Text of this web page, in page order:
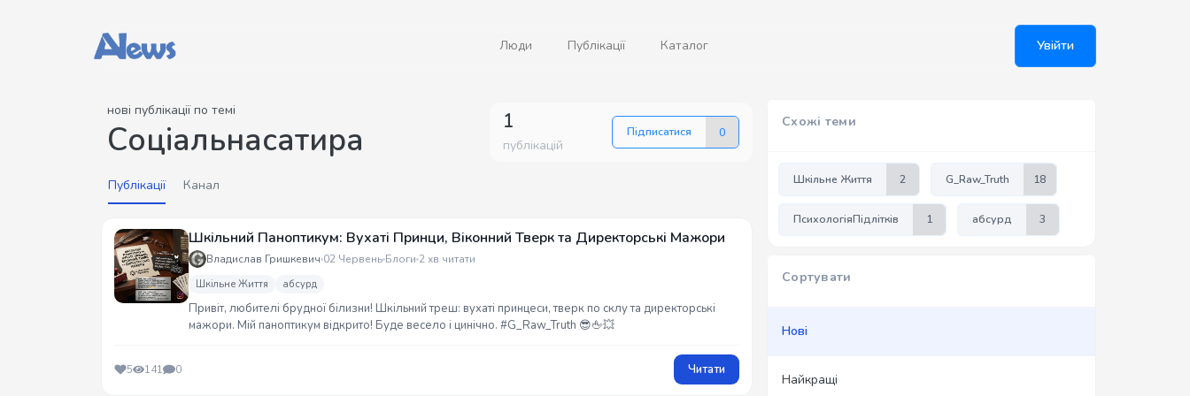
Люди Публікації Каталог Увійти
нові публікації по темі
Соціальнасатира 1
публікацій
Підписатися 0
Публікації Канал
Шкільний Паноптикум: Вухаті Принци, Віконний Тверк та Директорські Мажори
Владислав Гришкевич 02 Червень Блоги 2 хв читати
Шкільне Життя абсурд
Привіт, любителі брудної білизни! Шкільний треш: вухаті принцеси, тверк по склу та директорські
мажори. Мій паноптикум відкрито! Буде весело і цинічно. #G_Raw_Truth 😎🖕💥
5 141 0 Читати
Схожі теми
Шкільне Життя 2 G_Raw_Truth 18
ПсихологіяПідлітків 1 абсурд 3
Сортувати
Нові
Найкращі